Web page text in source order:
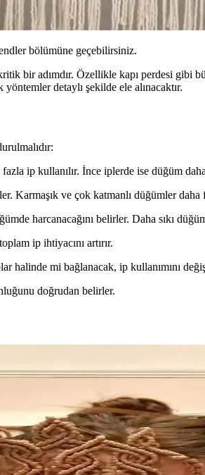
bölümüne geçebilirsiniz.
bir adımdır. Özellikle kapı perdesi gibi
detaylı şekilde ele alınacaktır.
ip kullanılır. İnce iplerde ise düğüm
Karmaşık ve çok katmanlı düğümler
harcanacağını belirler. Daha sıkı
ip ihtiyacını artırır.
halinde mi bağlanacak, ip kullanımını
doğrudan belirler.
Işıklandırma Yöntemleri
doğal görünüm sağlar. Işıklandırma
Tasarım Yaklaşımları
estetik ve anlamlı bir tasarım